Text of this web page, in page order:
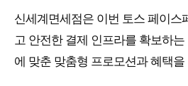
신세계면세점은 이번 토스 페이스
고 안전한 결제 인프라를 확보하
에 맞춘 맞춤형 프로모션과 혜택